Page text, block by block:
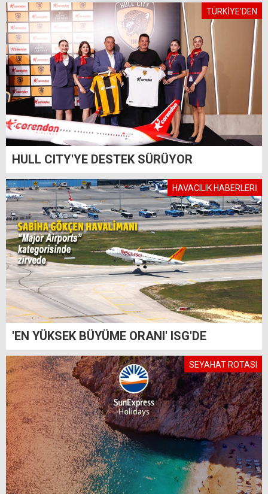
TÜRKİYE'DEN
HULL CITY'YE DESTEK SÜRÜYOR
HAVACILIK HABERLERİ
'EN YÜKSEK BÜYÜME ORANI' ISG'DE
SEYAHAT ROTASI